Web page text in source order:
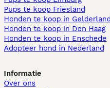
Pups te koop Friesland​
Honden te koop in Gelderland
Honden te koop in Den Haag
Honden te koop in Enschede
Adopteer hond in Nederland
Informatie
Over ons